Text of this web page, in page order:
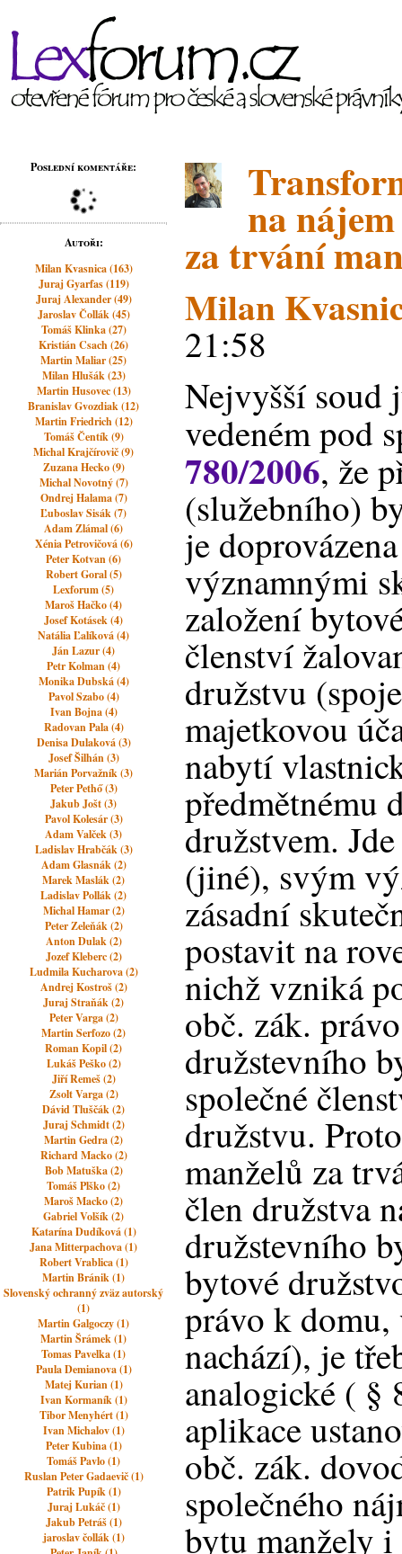
Poslední komentáře:
Autoři:
Milan Kvasnica (163)
Juraj Gyarfas (119)
Juraj Alexander (49)
Jaroslav Čollák (45)
Tomáš Klinka (27)
Kristián Csach (26)
Martin Maliar (25)
Milan Hlušák (23)
Martin Husovec (13)
Branislav Gvozdiak (12)
Martin Friedrich (12)
Tomáš Čentík (9)
Michal Krajčírovič (9)
Zuzana Hecko (9)
Michal Novotný (7)
Ondrej Halama (7)
Ľuboslav Sisák (7)
Adam Zlámal (6)
Xénia Petrovičová (6)
Peter Kotvan (6)
Robert Goral (5)
Lexforum (5)
Maroš Hačko (4)
Josef Kotásek (4)
Natália Ľalíková (4)
Ján Lazur (4)
Petr Kolman (4)
Monika Dubská (4)
Pavol Szabo (4)
Ivan Bojna (4)
Radovan Pala (4)
Denisa Dulaková (3)
Josef Šilhán (3)
Marián Porvažník (3)
Peter Pethő (3)
Jakub Jošt (3)
Pavol Kolesár (3)
Adam Valček (3)
Ladislav Hrabčák (3)
Adam Glasnák (2)
Marek Maslák (2)
Ladislav Pollák (2)
Michal Hamar (2)
Peter Zeleňák (2)
Anton Dulak (2)
Jozef Kleberc (2)
Ludmila Kucharova (2)
Andrej Kostroš (2)
Juraj Straňák (2)
Peter Varga (2)
Martin Serfozo (2)
Roman Kopil (2)
Lukáš Peško (2)
Jiří Remeš (2)
Zsolt Varga (2)
Dávid Tluščák (2)
Juraj Schmidt (2)
Martin Gedra (2)
Richard Macko (2)
Bob Matuška (2)
Tomáš Plško (2)
Maroš Macko (2)
Gabriel Volšík (2)
Katarína Dudíková (1)
Jana Mitterpachova (1)
Robert Vrablica (1)
Martin Bránik (1)
Slovenský ochranný zväz autorský
(1)
Martin Galgoczy (1)
Martin Šrámek (1)
Tomas Pavelka (1)
Paula Demianova (1)
Matej Kurian (1)
Ivan Kormaník (1)
Tibor Menyhért (1)
Ivan Michalov (1)
Peter Kubina (1)
Tomáš Pavlo (1)
Ruslan Peter Gadaevič (1)
Patrik Pupík (1)
Juraj Lukáč (1)
Jakub Petráš (1)
jaroslav čollák (1)
na
za trvání
Milan
21:58
Nejvyšší soud
vedeném pod
780/2006, že
(služebního)
je
významnými
založení
členství
družstvu
majetkovou
nabytí
předmětnému
družstvem.
(jiné), svým
zásadní
postavit na
nichž vzniká
obč. zák.
družstevního
společné
družstvu.
manželů za
člen družstva
družstevního
bytové
právo k domu,
nachází), je
analogické ( §
aplikace
obč. zák.
společného
bytu manžely